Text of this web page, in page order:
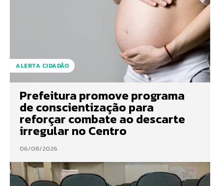
ALERTA CIDADÃO
Prefeitura promove programa
de conscientização para
reforçar combate ao descarte
irregular no Centro
06/08/2026